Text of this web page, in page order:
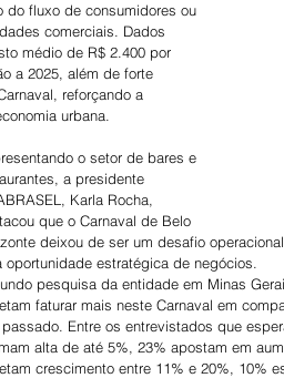
do fluxo de consumidores ou
comerciais. Dados
médio de R$ 2.400 por
a 2025, além de forte
reforçando a
urbana.
o setor de bares e
a presidente
Karla Rocha,
que o Carnaval de Belo
deixou de ser um desafio
oportunidade estratégica de negócios.
pesquisa da entidade em Minas
faturar mais neste Carnaval em
Entre os entrevistados que
alta de até 5%, 23% apostam em
crescimento entre 11% e 20%, 10%